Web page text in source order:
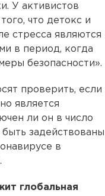
У активистов
что детокс и
стресса являются
в период, когда
безопасности».
проверить, если
является
ли он в число
задействованы
в
глобальная